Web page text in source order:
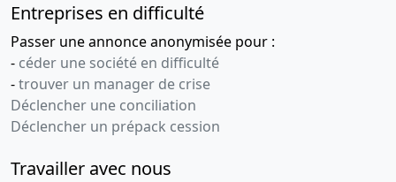
Entreprises en difficulté
Passer une annonce anonymisée pour :
- céder une société en difficulté
-trouver un manager de crise
Déclencher une conciliation
Déclencher un prépack cession
Travailler avec nous